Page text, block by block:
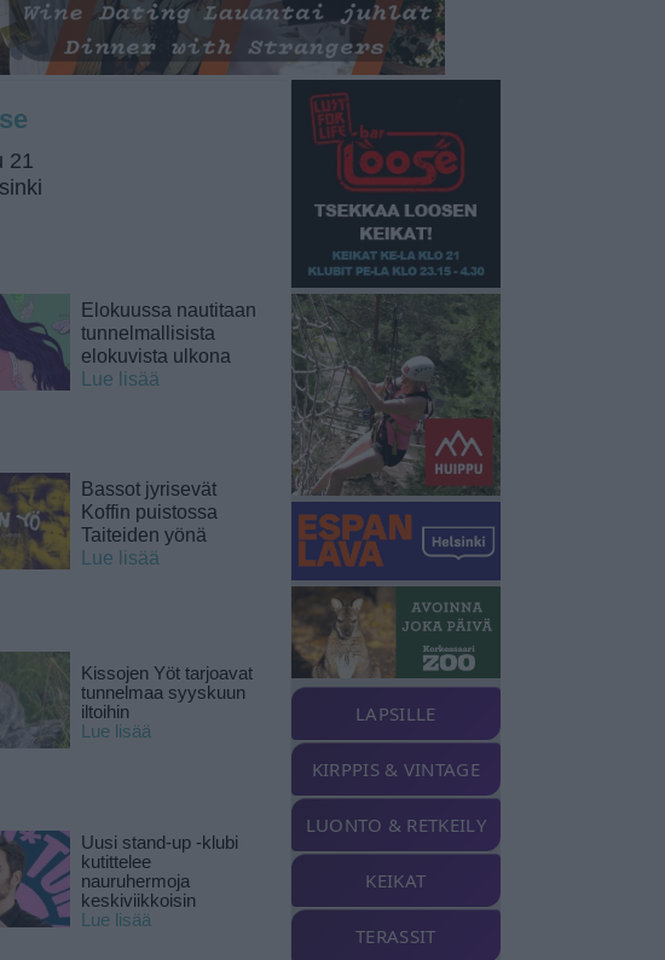
21
Elokuussa nautitaan
tunnelmallisista
elokuvista ulkona
Lue lisää
Bassot jyrisevät
Koffin puistossa
Taiteiden yönä
Lue lisää
Kissojen Yöt tarjoavat
tunnelmaa syyskuun
iltoihin
Lue lisää
Uusi stand-up -klubi
kutittelee
nauruhermoja
keskiviikkoisin
Lue lisää
LAPSILLE
KIRPPIS & VINTAGE
LUONTO & RETKEILY
KEIKAT
TERASSIT